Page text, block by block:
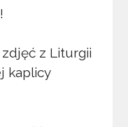
z Liturgii
kaplicy